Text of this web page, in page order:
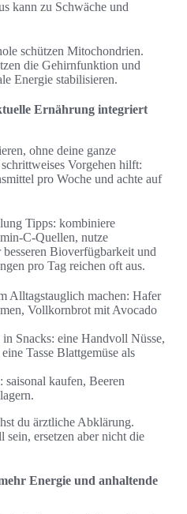
kann zu Schwäche und
schützen Mitochondrien.
die Gehirnfunktion und
Energie stabilisieren.
Ernährung integriert
ohne deine ganze
Vorgehen hilft:
pro Woche und achte auf
Tipps: kombiniere
C-Quellen, nutze
Bioverfügbarkeit und
pro Tag reichen oft aus.
Alltagstauglich machen: Hafer
Vollkornbrot mit Avocado
Snacks: eine Handvoll Nüsse,
Tasse Blattgemüse als
kaufen, Beeren
du ärztliche Abklärung.
ersetzen aber nicht die
Energie und anhaltende